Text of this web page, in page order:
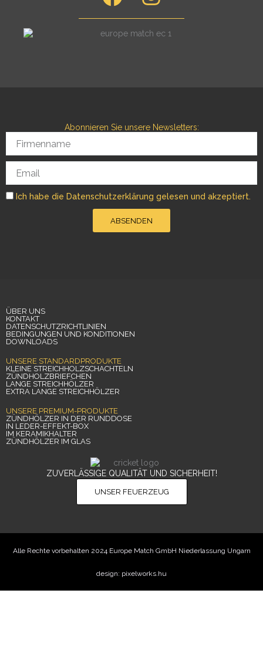
a
c
o
k
n
s
r
a
m
Abonnieren Sie unsere Newsletters:
Ich habe die Datenschutzerklärung gelesen und akzeptiert.
ABSENDEN
ÜBER UNS
KONTAKT
DATENSCHUTZRICHTLINIEN
BEDINGUNGEN UND KONDITIONEN
DOWNLOADS
UNSERE STANDARDPRODUKTE
KLEINE STREICHHOLZSCHACHTELN
ZÜNDHOLZBRIEFCHEN
LANGE STREICHHÖLZER
EXTRA LANGE STREICHHÖLZER
UNSERE PREMIUM-PRODUKTE
ZÜNDHÖLZER IN DER RUNDDOSE
IN LEDER-EFFEKT-BOX
IM KERAMIKHALTER
ZÜNDHÖLZER IM GLAS
ZUVERLÄSSIGE QUALITÄT UND SICHERHEIT!
UNSER FEUERZEUG
Alle Rechte vorbehalten 2024 Europe Match GmbH Niederlassung Ungarn
design: pixelworks.hu